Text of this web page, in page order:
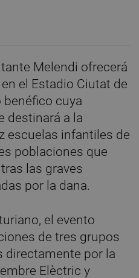
Melendi ofrecerá
el Estadio Ciutat de
cuya
destinará a la
escuelas infantiles de
poblaciones que
las graves
por la dana.
el evento
de tres grupos
directamente por la
Elèctric y